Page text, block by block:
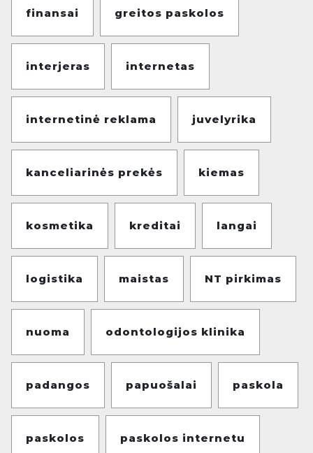
finansai greitos paskolos
interjeras internetas
internetinė reklama juvelyrika
kanceliarinės prekės kiemas
kosmetika kreditai langai
logistika maistas NT pirkimas
nuoma odontologijos klinika
padangos papuošalai paskola
paskolos paskolos internetu